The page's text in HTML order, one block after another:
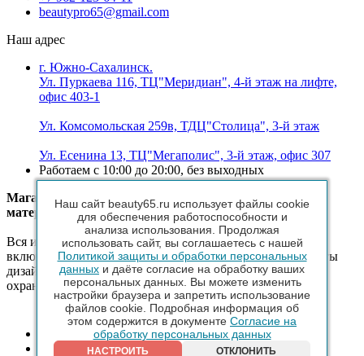
Наш сайт beauty65.ru использует файлы cookie
для обеспечения работоспособности и
анализа использования. Продолжая
использовать сайт, вы соглашаетесь с нашей
Политикой защиты и обработки персональных
данных и даёте согласие на обработку ваших
персональных данных. Вы можете изменить
настройки браузера и запретить использование
файлов cookie. Подробная информация об
этом содержится в документе Согласие на
обработку персональных данных
НАСТРОИТЬ ОТКЛОНИТЬ
beautypro65@gmail.com
Наш адрес
г. Южно-Сахалинск.
Ул. Пуркаева 116, ТЦ"Меридиан", 4-й этаж на лифте,
офис 403-1
Ул. Комсомольская 259в, ТДЦ"Столица", 3-й этаж
Ул. Есенина 13, ТЦ"Мегаполис", 3-й этаж, офис 307
Работаем с 10:00 до 20:00, без выходных
Магазин - Профессиональная косметика и расходные
материалы для салонов красоты ©
Вся информация, размещенная на веб-сайте beauty65.ru,
включая тексты, графические материалы, шрифт, элементы
дизайна, товарные знаки и иллюстрации/фотографии,
охраняется в соответствии с законодательством РФ